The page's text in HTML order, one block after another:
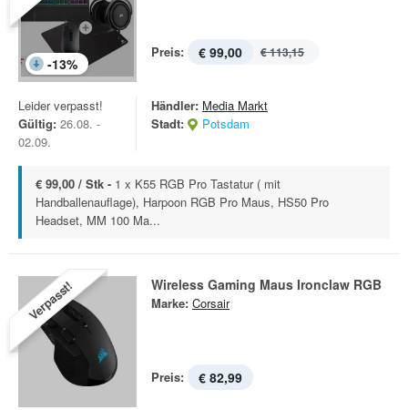
-13%
Preis: € 99,00 € 113,15
Leider verpasst!
Gültig: 26.08. -
02.09.
Händler: Media Markt
Stadt:
Potsdam
€ 99,00 / Stk - 1 x K55 RGB Pro Tastatur ( mit
Handballenauflage), Harpoon RGB Pro Maus, HS50 Pro
Headset, MM 100 Ma...
Verpasst! Wireless Gaming Maus Ironclaw RGB
Marke: Corsair
Preis: € 82,99